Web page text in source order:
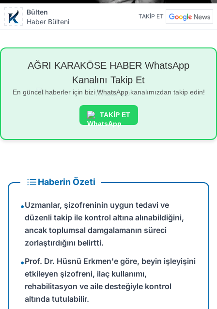
Bülten
Haber Bülteni
TAKİP ET
AĞRI KARAKÖSE HABER WhatsApp
Kanalını Takip Et
En güncel haberler için bizi WhatsApp kanalımızdan takip edin!
TAKİP ET
Haberin Özeti
•Uzmanlar, şizofreninin uygun tedavi ve
düzenli takip ile kontrol altına alınabildiğini,
ancak toplumsal damgalamanın süreci
zorlaştırdığını belirtti.
•Prof. Dr. Hüsnü Erkmen'e göre, beyin işleyişini
etkileyen şizofreni, ilaç kullanımı,
rehabilitasyon ve aile desteğiyle kontrol
altında tutulabilir.